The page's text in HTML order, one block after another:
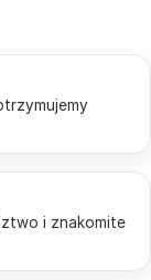
i znakomite